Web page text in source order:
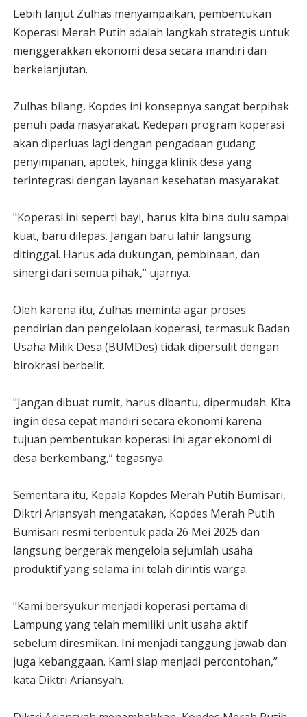
Lebih lanjut Zulhas menyampaikan, pembentukan
Koperasi Merah Putih adalah langkah strategis untuk
menggerakkan ekonomi desa secara mandiri dan
berkelanjutan.
Zulhas bilang, Kopdes ini konsepnya sangat berpihak
penuh pada masyarakat. Kedepan program koperasi
akan diperluas lagi dengan pengadaan gudang
penyimpanan, apotek, hingga klinik desa yang
terintegrasi dengan layanan kesehatan masyarakat.
"Koperasi ini seperti bayi, harus kita bina dulu sampai
kuat, baru dilepas. Jangan baru lahir langsung
ditinggal. Harus ada dukungan, pembinaan, dan
sinergi dari semua pihak,” ujarnya.
Oleh karena itu, Zulhas meminta agar proses
pendirian dan pengelolaan koperasi, termasuk Badan
Usaha Milik Desa (BUMDes) tidak dipersulit dengan
birokrasi berbelit.
"Jangan dibuat rumit, harus dibantu, dipermudah. Kita
ingin desa cepat mandiri secara ekonomi karena
tujuan pembentukan koperasi ini agar ekonomi di
desa berkembang,” tegasnya.
Sementara itu, Kepala Kopdes Merah Putih Bumisari,
Diktri Ariansyah mengatakan, Kopdes Merah Putih
Bumisari resmi terbentuk pada 26 Mei 2025 dan
langsung bergerak mengelola sejumlah usaha
produktif yang selama ini telah dirintis warga.
"Kami bersyukur menjadi koperasi pertama di
Lampung yang telah memiliki unit usaha aktif
sebelum diresmikan. Ini menjadi tanggung jawab dan
juga kebanggaan. Kami siap menjadi percontohan,”
kata Diktri Ariansyah.